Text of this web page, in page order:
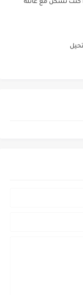
إذا كنت تسكن مع عائلة